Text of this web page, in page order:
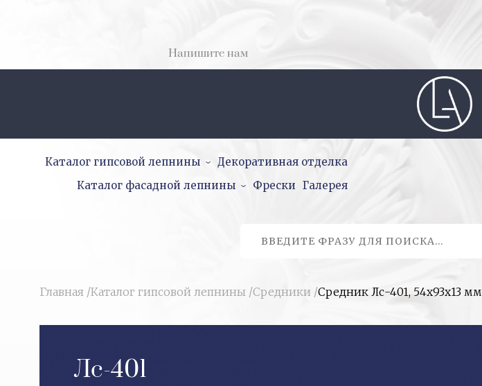
Напишите нам
Каталог гипсовой лепнины
Декоративная отделка
Каталог фасадной лепнины
Фрески Галерея
Главная /Каталог гипсовой лепнины /Средники /Средник Лс-401, 54х93х13 мм
Лс-401